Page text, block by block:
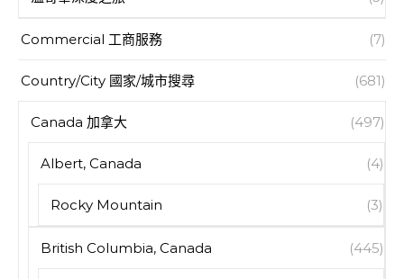
Commercial 工商服務 (7)
Country/City 國家/城市搜尋 (681)
Canada 加拿大 (497)
Albert, Canada (4)
Rocky Mountain (3)
British Columbia, Canada (445)